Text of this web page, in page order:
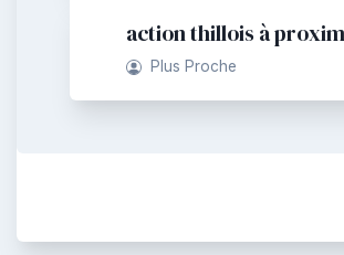
action thillois à
Plus Proche